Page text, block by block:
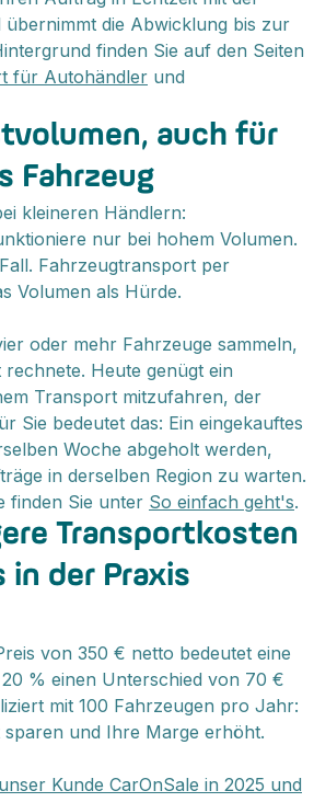
übernimmt die Abwicklung bis zur
finden Sie auf den Seiten
für Autohändler und
auch für
Fahrzeug
kleineren Händlern:
nur bei hohem Volumen.
Fahrzeugtransport per
Volumen als Hürde.
oder mehr Fahrzeuge sammeln,
Heute genügt ein
Transport mitzufahren, der
Sie bedeutet das: Ein eingekauftes
Woche abgeholt werden,
in derselben Region zu warten.
finden Sie unter So einfach geht's.
Transportkosten
in der Praxis
von 350 € netto bedeutet eine
% einen Unterschied von 70 €
mit 100 Fahrzeugen pro Jahr:
sparen und Ihre Marge erhöht.
Kunde CarOnSale in 2025 und